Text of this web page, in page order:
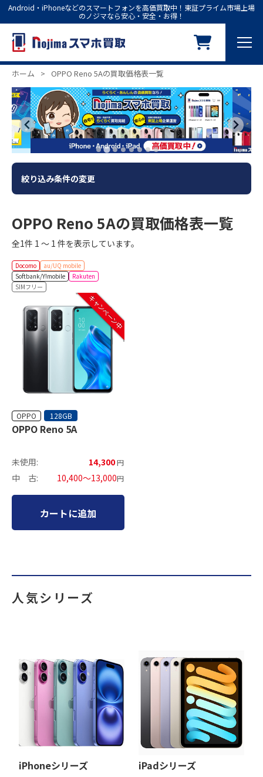
Android・iPhoneなどのスマートフォンを高価買取中！東証プライム市場上場
のノジマなら安心・安全・お得！
ホーム > OPPO Reno 5Aの買取価格表一覧
絞り込み条件の変更
OPPO Reno 5Aの買取価格表一覧
全1件 1 ～ 1 件を表示しています。
Docomo
au/UQ mobile
Softbank/Y!mobile
Rakuten
SIMフリー
キャンペーン中
OPPO 128GB
OPPO Reno 5A
未使用: 14,300円
中 古: 10,400～13,000円
カートに追加
人気シリーズ
iPhoneシリーズ iPadシリーズ